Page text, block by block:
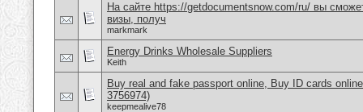
На сайте https://getdocumentsnow.com/ru/ вы
визы, получ
markmark
Energy Drinks Wholesale Suppliers
Keith
Buy real and fake passport online, Buy ID cards
3756974)
keepmealive78